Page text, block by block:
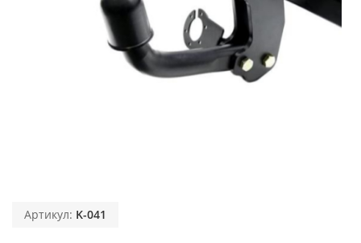
Артикул: K-041